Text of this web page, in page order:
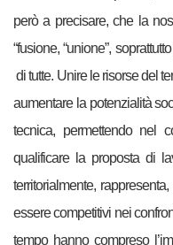
però a precisare, che la
“fusione, “unione”,
di tutte. Unire le risorse del
aumentare la potenzialità
tecnica, permettendo nel
qualificare la proposta di
territorialmente,
essere competitivi nei
tempo hanno compreso